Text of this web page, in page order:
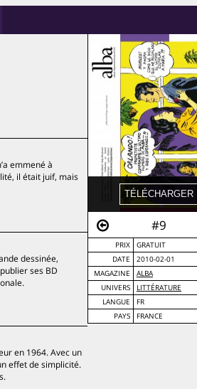
#9
PRIX
GRATUIT
DATE
2010-02-01
MAGAZINE
ALBA
UNIVERS
LITTÉRATURE
LANGUE
FR
PAYS
FRANCE
emmené à
il était juif, mais
dessinée,
ses BD
en 1964. Avec un
effet de simplicité.